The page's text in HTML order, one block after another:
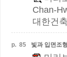
Chan-
대한건
p. 85 빛과 입면조